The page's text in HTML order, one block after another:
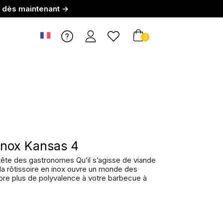
maintenant →
0
Kansas 4
des gastronomes Qu’il s’agisse de viande
rôtissoire en inox ouvre un monde des
plus de polyvalence à votre barbecue à